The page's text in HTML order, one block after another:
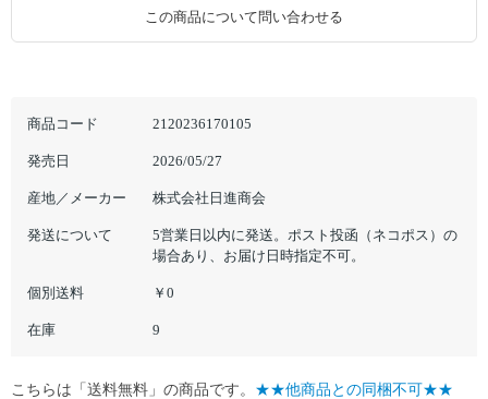
商品コード 2120236170105
発売日 2026/05/27
産地／メーカー 株式会社日進商会
発送について
5営業日以内に発送。ポスト投函（ネコポス）の
場合あり、お届け日時指定不可。
個別送料 ￥0
在庫 9
この商品について問い合わせる
こちらは「送料無料」の商品です。 ★★他商品との同梱不可★★